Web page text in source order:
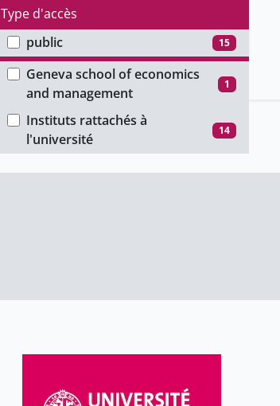
Type d'accès
public
15
Faculté
Geneva school of economics
and management
1
Instituts rattachés à
l'université
14